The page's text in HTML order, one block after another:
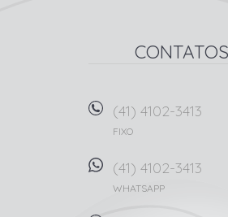
CONTATOS
(41) 4102-3413
FIXO
(41) 4102-3413
WHATSAPP